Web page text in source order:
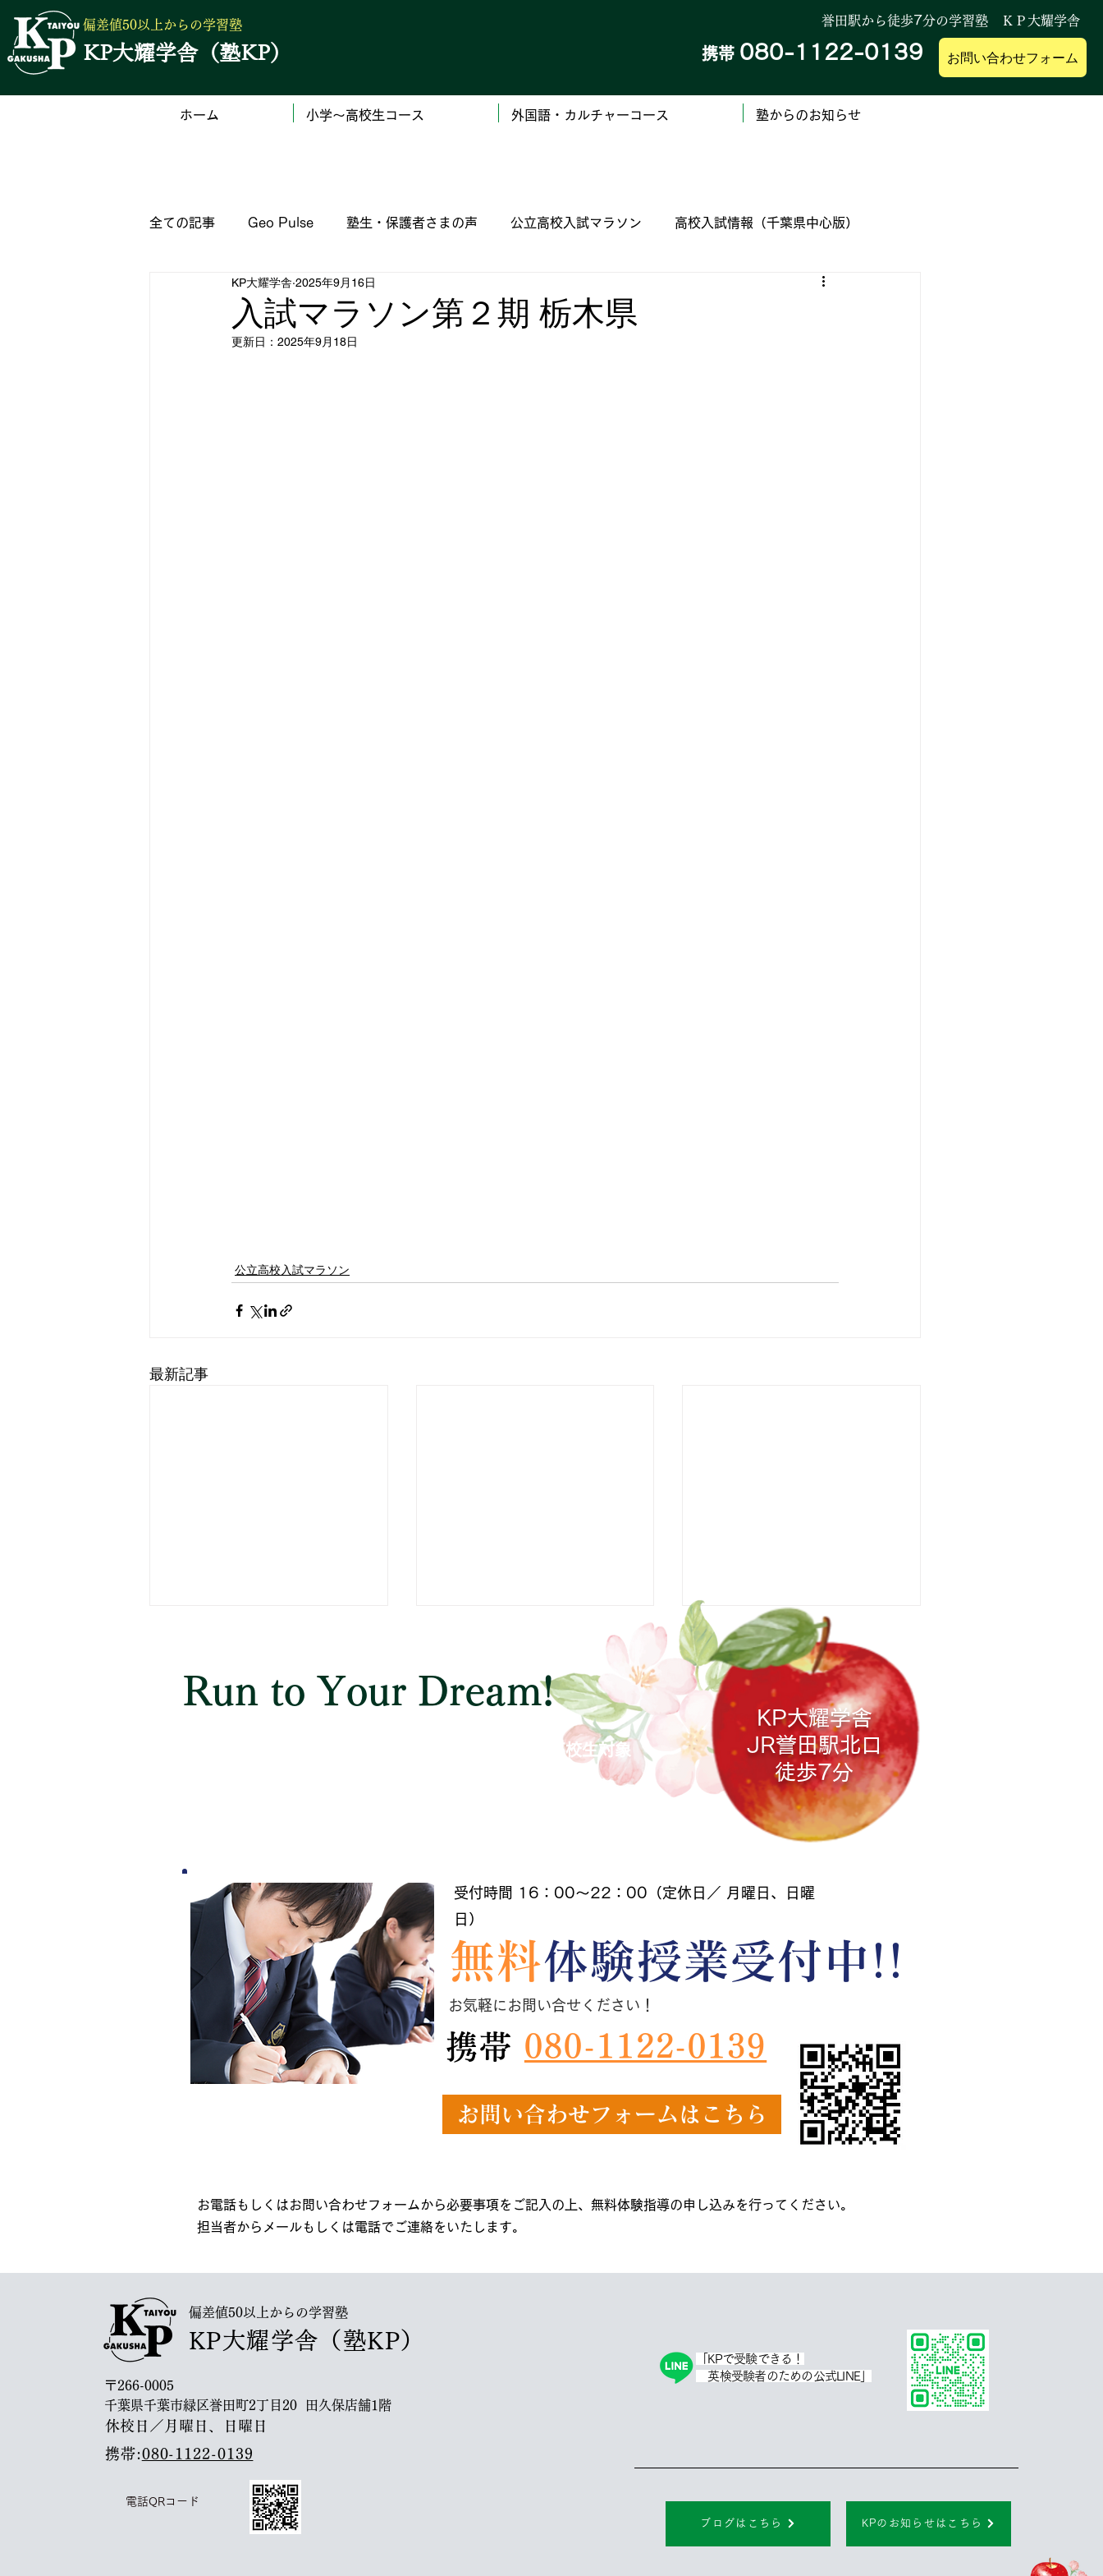
偏差値50以上からの学習塾
KP大耀学舎（塾KP）
誉田駅から徒歩7分の学習塾 ＫＰ大耀学舎
携帯 080-1122-0139 お問い合わせフォーム
ホーム 小学～高校生コース 外国語・カルチャーコース 塾からのお知らせ
全ての記事 Geo Pulse 塾生・保護者さまの声 公立高校入試マラソン 高校入試情報（千葉県中心版）
（公立）高校の入試サイト一覧 （国立）木更津工業高等専門学校
入試マラソン第２期 栃木県
KP大耀学舎 2025年9月16日
更新日： 2025年9月18日
公立高校入試マラソン
最新記事
公立高校入試マラソンのご案
入試マラソン第１期 群馬県
（終了）
Run to Your Dream!
高校生対象
KP大耀学舎
JR誉田駅北口
徒歩7分
無料体験授業受付中!!
受付時間 16：00～22：00（定休日／ 月曜日、日曜
日）
お気軽にお問い合せください！
携帯 080-1122-0139
お問い合わせフォームはこちら
お電話もしくはお問い合わせフォームから必要事項をご記入の上、無料体験指導の申し込みを行ってください。
担当者からメールもしくは電話でご連絡をいたします。
偏差値50以上からの学習塾
KP大耀学舎（塾KP）
〒266-0005
千葉県千葉市緑区誉田町2丁目20 田久保店舗1階
休校日／月曜日、日曜日
携帯:080-1122-0139
電話QRコード
「KPで受験できる！
英検受験者のための公式LINE」
ブログはこちら KPのお知らせはこちら